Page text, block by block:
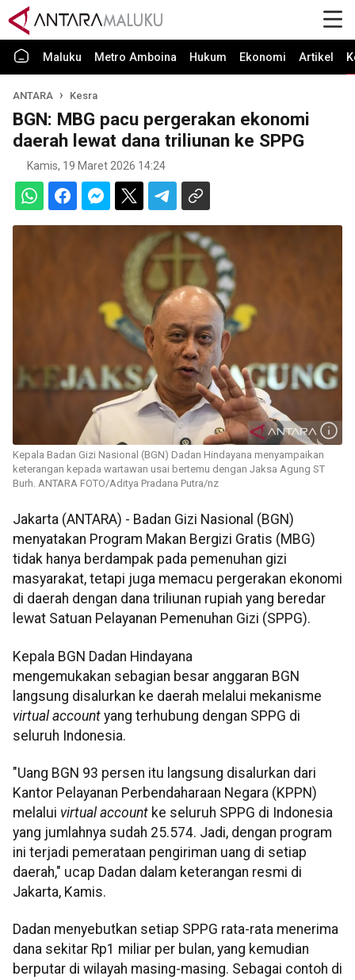
Maluku Metro Amboina Hukum Ekonomi Artikel
ANTARA Kesra
BGN: MBG pacu pergerakan ekonomi
daerah lewat dana triliunan ke SPPG
Kamis, 19 Maret 2026 14:24
Kepala Badan Gizi Nasional (BGN) Dadan Hindayana menyampaikan
keterangan kepada wartawan usai bertemu dengan Jaksa Agung ST
Burh. ANTARA FOTO/Aditya Pradana Putra/nz
Jakarta (ANTARA) - Badan Gizi Nasional (BGN)
menyatakan Program Makan Bergizi Gratis (MBG)
tidak hanya berdampak pada pemenuhan gizi
masyarakat, tetapi juga memacu pergerakan ekonomi
di daerah dengan dana triliunan rupiah yang beredar
lewat Satuan Pelayanan Pemenuhan Gizi (SPPG).
Kepala BGN Dadan Hindayana
mengemukakan sebagian besar anggaran BGN
langsung disalurkan ke daerah melalui mekanisme
virtual account yang terhubung dengan SPPG di
seluruh Indonesia.
"Uang BGN 93 persen itu langsung disalurkan dari
Kantor Pelayanan Perbendaharaan Negara (KPPN)
melalui virtual account ke seluruh SPPG di Indonesia
yang jumlahnya sudah 25.574. Jadi, dengan program
ini terjadi pemerataan pengiriman uang di setiap
daerah," ucap Dadan dalam keterangan resmi di
Jakarta, Kamis.
Dadan menyebutkan setiap SPPG rata-rata menerima
dana sekitar Rp1 miliar per bulan, yang kemudian
berputar di wilayah masing-masing. Sebagai contoh di